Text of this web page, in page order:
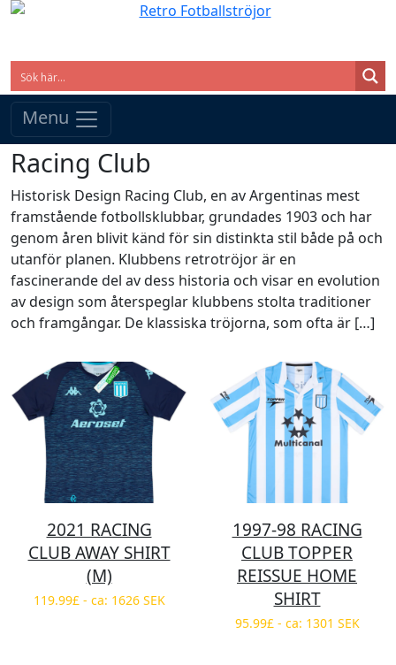
Menu
Racing Club
Historisk Design Racing Club, en av Argentinas mest
framstående fotbollsklubbar, grundades 1903 och har
genom åren blivit känd för sin distinkta stil både på och
utanför planen. Klubbens retrotröjor är en
fascinerande del av dess historia och visar en evolution
av design som återspeglar klubbens stolta traditioner
och framgångar. De klassiska tröjorna, som ofta är […]
2021 RACING
CLUB AWAY SHIRT
(M)
119.99£ - ca: 1626 SEK
1997-98 RACING
CLUB TOPPER
REISSUE HOME
SHIRT
95.99£ - ca: 1301 SEK